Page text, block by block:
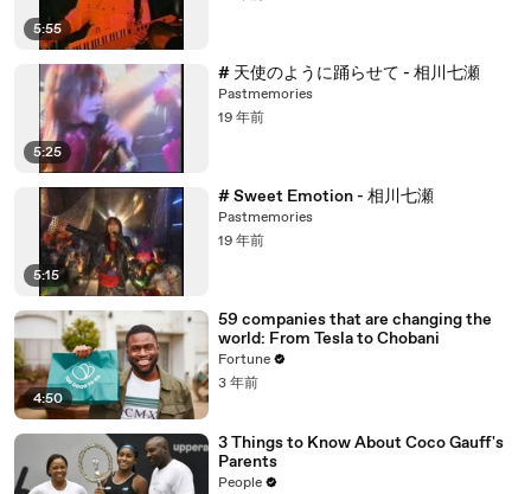
5:55
5:25
# 天使のように踊らせて - 相川七瀬
Pastmemories
19 年前
5:15
# Sweet Emotion - 相川七瀬
Pastmemories
19 年前
4:50
59 companies that are changing the
world: From Tesla to Chobani
Fortune
3 年前
3 Things to Know About Coco Gauff's
Parents
People